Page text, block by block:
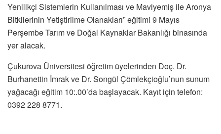
Yenilikçi Sistemlerin Kullanılması ve Maviyemiş ile Aronya
Bitkilerinin Yetiştirilme Olanakları” eğitimi 9 Mayıs
Perşembe Tarım ve Doğal Kaynaklar Bakanlığı binasında
yer alacak.
Çukurova Üniversitesi öğretim üyelerinden Doç. Dr.
Burhanettin İmrak ve Dr. Songül Çömlekçioğlu’nun sunum
yağacağı eğitim 10:.00’da başlayacak. Kayıt için telefon:
0392 228 8771.